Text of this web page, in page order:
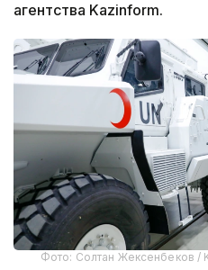
агентства Kazinform.
Фото: Солтан Жексенбеков /